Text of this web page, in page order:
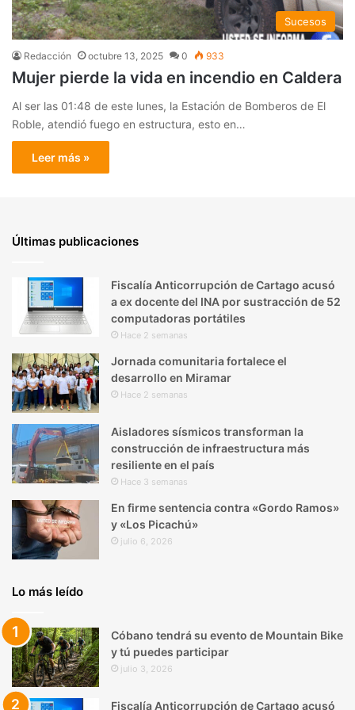
Sucesos
Redacción octubre 13, 2025 0 933
Mujer pierde la vida en incendio en Caldera
Al ser las 01:48 de este lunes, la Estación de Bomberos de El
Roble, atendió fuego en estructura, esto en…
Leer más »
Últimas publicaciones
Fiscalía Anticorrupción de Cartago acusó
a ex docente del INA por sustracción de 52
computadoras portátiles
Hace 2 semanas
Jornada comunitaria fortalece el
desarrollo en Miramar
Hace 2 semanas
Aisladores sísmicos transforman la
construcción de infraestructura más
resiliente en el país
Hace 3 semanas
En firme sentencia contra «Gordo Ramos»
y «Los Picachú»
julio 6, 2026
Lo más leído
Cóbano tendrá su evento de Mountain Bike
y tú puedes participar
julio 3, 2026
Fiscalía Anticorrupción de Cartago acusó